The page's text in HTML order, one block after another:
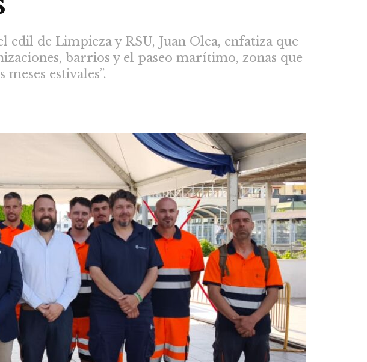
edil de Limpieza y RSU, Juan Olea, enfatiza que
barrios y el paseo marítimo, zonas que
estivales”.